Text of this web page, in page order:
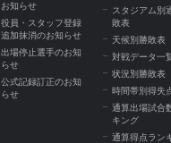
お知らせ
役員・スタッフ登録
追加抹消のお知らせ
出場停止選手のお知
らせ
公式記録訂正のお知
らせ
スタジアム別
敗表
天候別勝敗表
対戦データ一
状況別勝敗表
時間帯別得失
通算出場試合
キング
通算得点ラン